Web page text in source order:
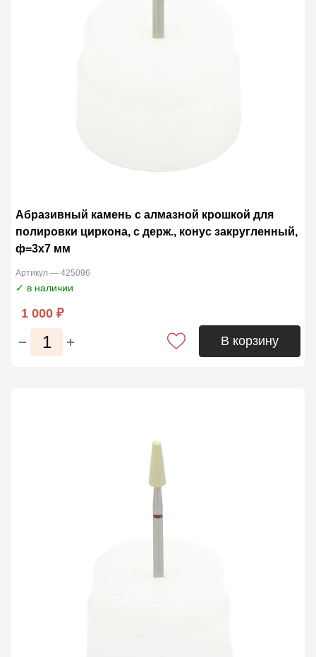
Абразивный камень с алмазной крошкой для
полировки циркона, с держ., конус закругленный,
ф=3х7 мм
Артикул — 425096
✓ в наличии
1 000 ₽
В корзину